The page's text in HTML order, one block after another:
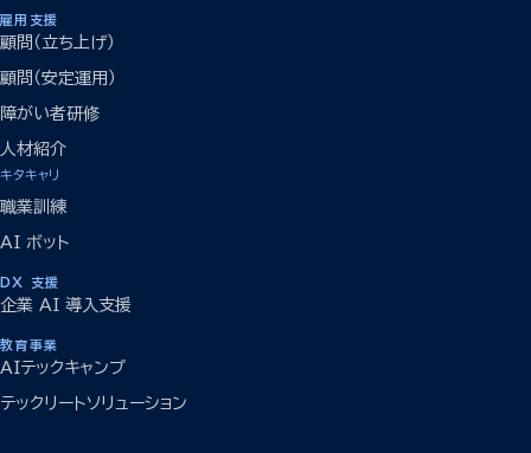
雇用支援
顧問（立ち上げ）
顧問（安定運用）
障がい者研修
人材紹介
キタキャリ
職業訓練
AI ボット
DX 支援
企業 AI 導入支援
教育事業
AIテックキャンプ
テックリートソリューション